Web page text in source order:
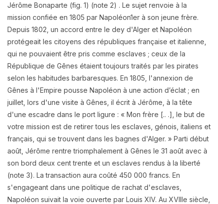
Jérôme Bonaparte (fig. 1) (note 2) . Le sujet renvoie à la
mission confiée en 1805 par Napoléon1er à son jeune frère.
Depuis 1802, un accord entre le dey d'Alger et Napoléon
protégeait les citoyens des républiques française et italienne,
qui ne pouvaient être pris comme esclaves ; ceux de la
République de Gênes étaient toujours traités par les pirates
selon les habitudes barbaresques. En 1805, l'annexion de
Gênes à l'Empire pousse Napoléon à une action d’éclat ; en
juillet, lors d'une visite à Gênes, il écrit à Jérôme, à la tête
d'une escadre dans le port ligure : « Mon frère [.. .], le but de
votre mission est de retirer tous les esclaves, génois, italiens et
français, qui se trouvent dans les bagnes d'Alger. » Parti début
août, Jérôme rentre triomphalement à Gênes le 31 août avec à
son bord deux cent trente et un esclaves rendus à la liberté
(note 3). La transaction aura coûté 450 000 francs. En
s'engageant dans une politique de rachat d'esclaves,
Napoléon suivait la voie ouverte par Louis XIV. Au XVIIIe siècle,